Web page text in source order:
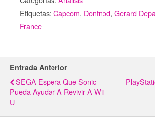
Etiquetas: Capcom, Dontnod, Gerard
France
Entrada Anterior
SEGA Espera Que Sonic
Pueda Ayudar A Revivir A Wii
U